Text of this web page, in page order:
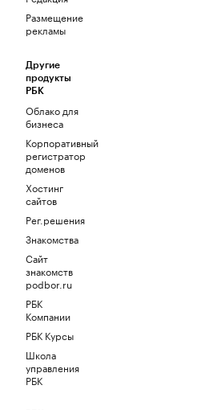
Размещение
рекламы
Другие
продукты
РБК
Облако для
бизнеса
Корпоративный
регистратор
доменов
Хостинг
сайтов
Рег.решения
Знакомства
Сайт
знакомств
podbor.ru
РБК
Компании
РБК Курсы
Школа
управления
РБК